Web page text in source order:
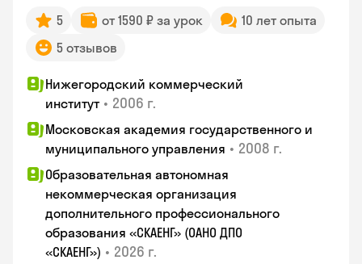
5 от 1590 ₽ за урок
10 лет опыта
5 отзывов
Нижегородский коммерческий
институт • 2006 г.
Московская академия государственного и
муниципального управления • 2008 г.
Образовательная автономная
некоммерческая организация
дополнительного профессионального
образования «СКАЕНГ» (ОАНО ДПО
«СКАЕНГ») • 2026 г.